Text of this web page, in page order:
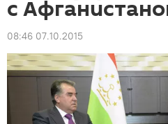
с
08:46 07.10.2015